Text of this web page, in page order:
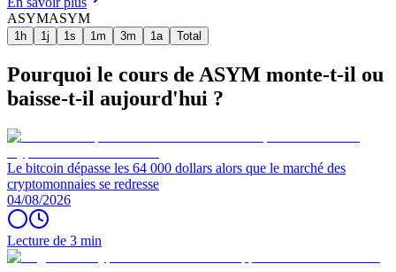
ASYMASYM
1h 1j 1s 1m 3m 1a Total
Pourquoi le cours de ASYM monte-t-il ou
baisse-t-il aujourd'hui ?
Le bitcoin dépasse les 64 000 dollars alors que le marché des
cryptomonnaies se redresse
04/08/2026
Lecture de 3 min